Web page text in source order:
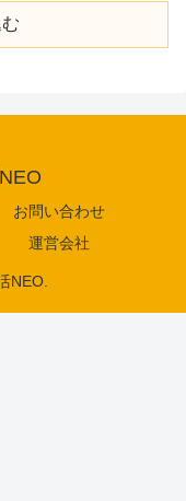
お問い合わせ
運営会社
NEO.